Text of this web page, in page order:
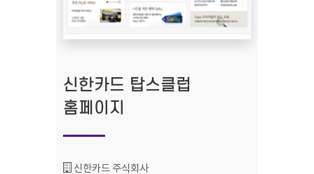
신한카드 탑스클럽
홈페이지
기관명 :
신한카드 주식회사